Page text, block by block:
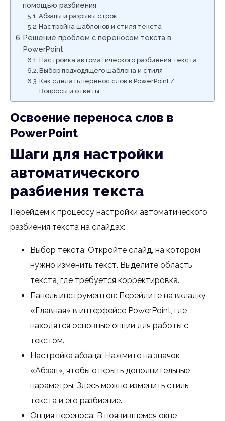
помощью разбиения
Абзацы и разрывы строк
Настройка шаблонов и стиля текста
Решение проблем с переносом текста в
PowerPoint
Настройка автоматического разбиения текста
Выбор подходящего шаблона и стиля
Как сделать перенос слов в PowerPoint /
Вопросы и ответы
Освоение переноса слов в
PowerPoint
Шаги для настройки
автоматического
разбиения текста
Перейдем к процессу настройки автоматического
разбиения текста на слайдах:
Выбор текста: Откройте слайд, на котором
нужно изменить текст. Выделите область
текста, где требуется корректировка.
Панель инструментов: Перейдите на вкладку
«Главная» в интерфейсе PowerPoint, где
находятся основные опции для работы с
текстом.
Настройка абзаца: Нажмите на значок
«Абзац», чтобы открыть дополнительные
параметры. Здесь можно изменить стиль
текста и его разбиение.
Опция переноса: В появившемся окне